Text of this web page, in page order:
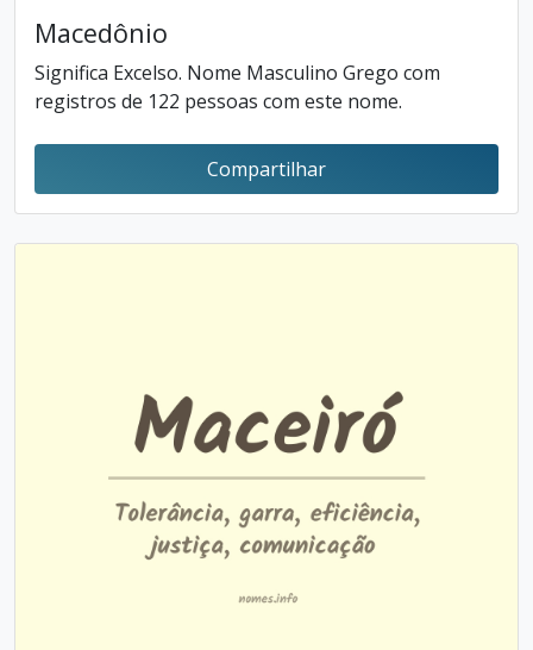
Macedônio
Significa Excelso. Nome Masculino Grego com
registros de 122 pessoas com este nome.
Compartilhar